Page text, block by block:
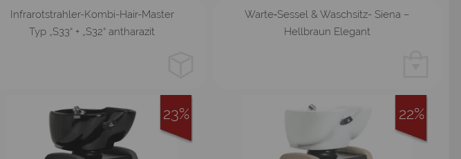
Stativ
Infrarotstrahler-Kombi-Hair-Master
Typ „S33“ + „S32“ antharazit
Warte‑Sessel & Waschsitz- Siena –
Hellbraun Elegant
23% 22%